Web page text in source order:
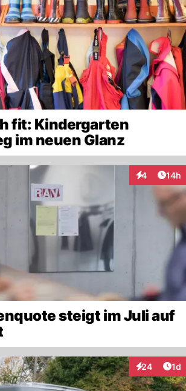
fit: Kindergarten
im neuen Glanz
4
Interaktionen
14h
steigt im Juli auf
24
Interaktionen
1d